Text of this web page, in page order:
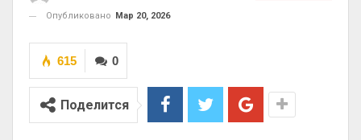
Опубликовано
Мар 20, 2026
0
615
Поделится